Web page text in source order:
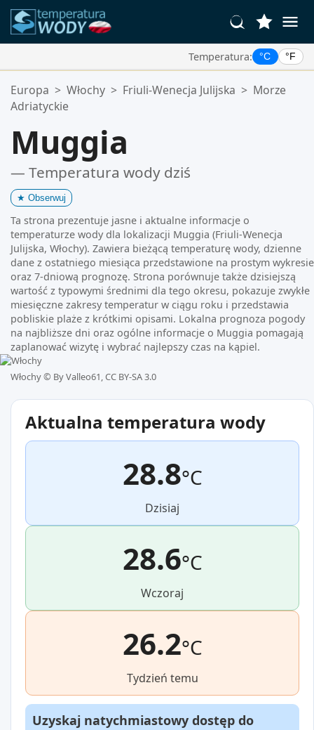
Temperatura: °C °F
Twoje Ulubione Lokalizacje:
Twoja lista ulubionych jest pusta.
Europa > Włochy > Friuli-Wenecja Julijska > Morze
Adriatyckie
Muggia
— Temperatura wody dziś
★ Obserwuj
Ta strona prezentuje jasne i aktualne informacje o
temperaturze wody dla lokalizacji Muggia (Friuli-Wenecja
Julijska, Włochy). Zawiera bieżącą temperaturę wody, dzienne
dane z ostatniego miesiąca przedstawione na prostym wykresie
oraz 7-dniową prognozę. Strona porównuje także dzisiejszą
wartość z typowymi średnimi dla tego okresu, pokazuje zwykłe
miesięczne zakresy temperatur w ciągu roku i przedstawia
pobliskie plaże z krótkimi opisami. Lokalna prognoza pogody
na najbliższe dni oraz ogólne informacje o Muggia pomagają
zaplanować wizytę i wybrać najlepszy czas na kąpiel.
Włochy © By Valleo61, CC BY-SA 3.0
Aktualna temperatura wody
28.8°C
Dzisiaj
28.6°C
Wczoraj
26.2°C
Tydzień temu
Uzyskaj natychmiastowy dostęp do